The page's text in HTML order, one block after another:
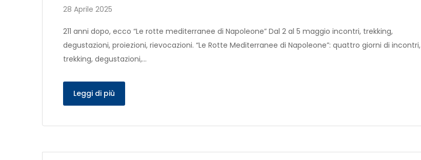
28 Aprile 2025
211 anni dopo, ecco “Le rotte mediterranee di Napoleone” Dal 2 al 5 maggio incontri, trekking,
degustazioni, proiezioni, rievocazioni. “Le Rotte Mediterranee di Napoleone”: quattro giorni di incontri,
trekking, degustazioni,…
Leggi di più